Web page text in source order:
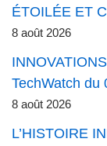
ÉTOILÉE ET
8 août 2026
TechWatch du
8 août 2026
L’HISTOIRE